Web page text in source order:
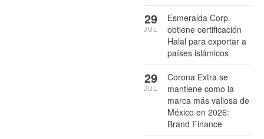
Esmeralda Corp.
obtiene certificación
Halal para exportar a
países islámicos
29
JUL
Corona Extra se
mantiene como la
marca más valiosa de
México en 2026:
Brand Finance
29
JUL